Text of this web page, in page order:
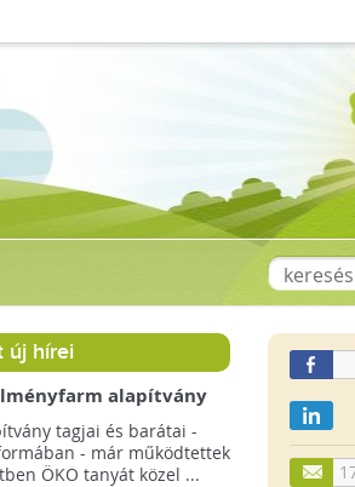
új hírei
alapítvány
gyakorlati
tagjai és barátai -
- már működtettek
ÖKO tanyát közel ...